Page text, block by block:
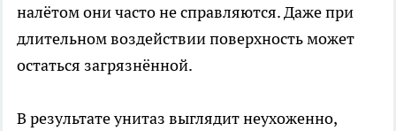
налётом они часто не справляются. Даже при
длительном воздействии поверхность может
остаться загрязнённой.
В результате унитаз выглядит неухоженно,